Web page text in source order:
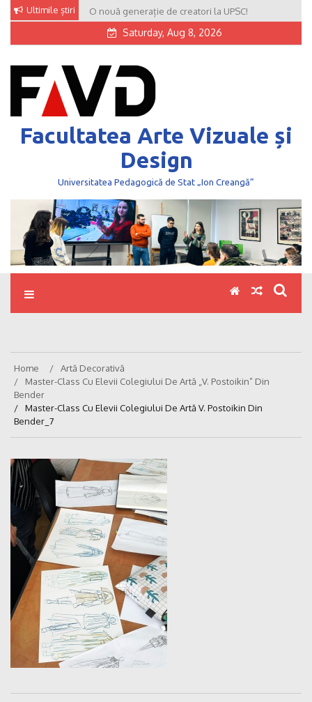
Skip
content
Ultimile știri O nouă generație de creatori la UPSC!
Saturday, Aug 8, 2026
Facultatea Arte Vizuale și
Design
Universitatea Pedagogică de Stat „Ion Creangă”
Home
Artă Decorativă
Master-Class Cu Elevii Colegiului De Artă „V. Postoikin” Din
Bender
Master-Class Cu Elevii Colegiului De Artă V. Postoikin Din
Bender_7